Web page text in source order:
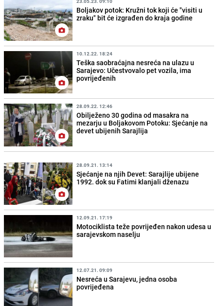
Boljakov potok: Kružni tok koji će "visiti u
zraku" bit će izgrađen do kraja godine
10.12.22. 18:24
Teška saobraćajna nesreća na ulazu u
Sarajevo: Učestvovalo pet vozila, ima
povrijeđenih
28.09.22. 12:46
Obilježeno 30 godina od masakra na
mezarju u Boljakovom Potoku: Sjećanje na
devet ubijenih Sarajlija
28.09.21. 13:14
Sjećanje na njih Devet: Sarajlije ubijene
1992. dok su Fatimi klanjali dženazu
12.09.21. 17:19
Motociklista teže povrijeđen nakon udesa u
sarajevskom naselju
12.07.21. 09:09
Nesreća u Sarajevu, jedna osoba
povrijeđena